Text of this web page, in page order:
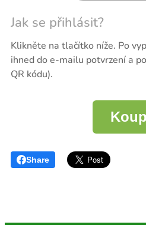
Jak se přihlásit?
Klikněte na tlačítko níže. Po
ihned do e-mailu potvrzení a
QR kódu).
Share